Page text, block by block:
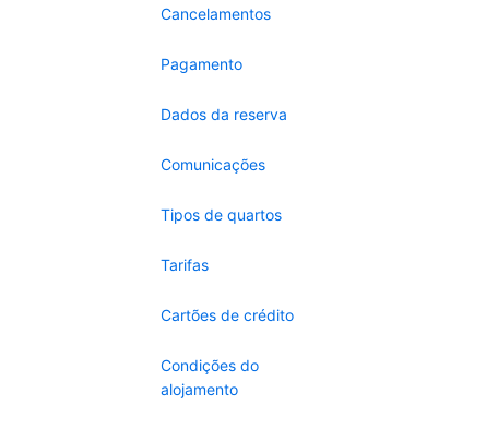
Cancelamentos
Pagamento
Dados da reserva
Comunicações
Tipos de quartos
Tarifas
Cartões de crédito
Condições do
alojamento